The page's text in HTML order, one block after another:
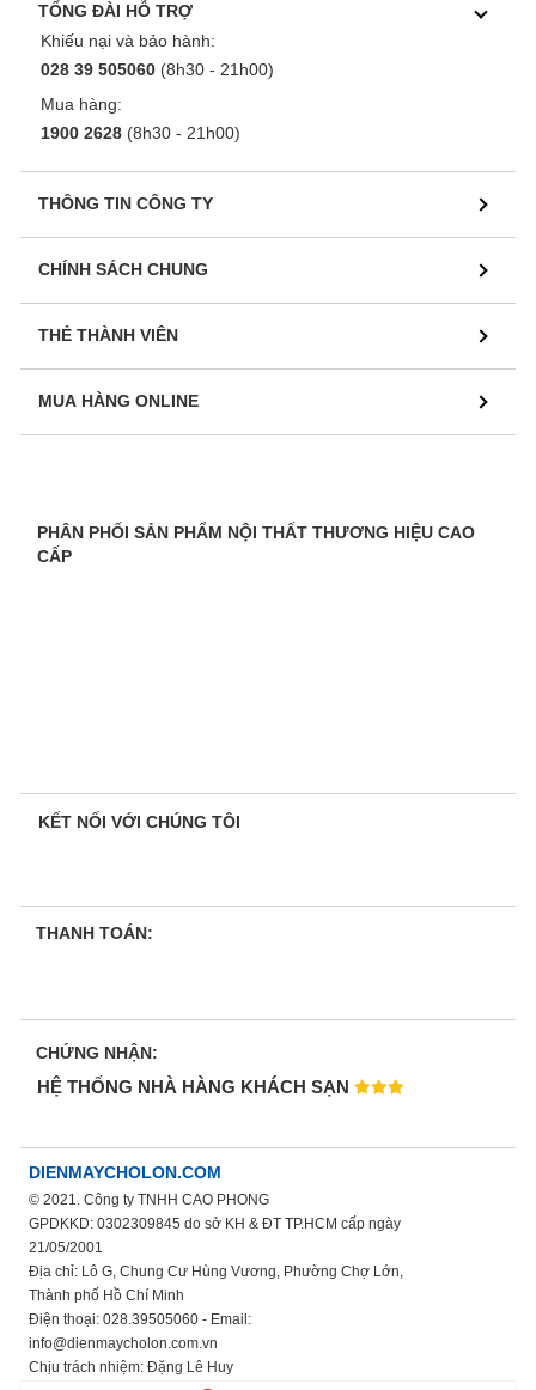
TỔNG ĐÀI HỖ TRỢ
Khiếu nại và bảo hành:
028 39 505060 (8h30 - 21h00)
Mua hàng:
1900 2628 (8h30 - 21h00)
THÔNG TIN CÔNG TY
CHÍNH SÁCH CHUNG
THẺ THÀNH VIÊN
MUA HÀNG ONLINE
PHÂN PHỐI SẢN PHẨM NỘI THẤT THƯƠNG HIỆU CAO
CẤP
HỆ THỐNG NHÀ HÀNG KHÁCH SẠN
KẾT NỐI VỚI CHÚNG TÔI
THANH TOÁN:
CHỨNG NHẬN:
DIENMAYCHOLON.COM
© 2021. Công ty TNHH CAO PHONG
GPDKKD: 0302309845 do sở KH & ĐT TP.HCM cấp ngày
21/05/2001
Địa chỉ: Lô G, Chung Cư Hùng Vương, Phường Chợ Lớn,
Thành phố Hồ Chí Minh
Điện thoại: 028.39505060 - Email:
info@dienmaycholon.com.vn
Chịu trách nhiệm: Đặng Lê Huy